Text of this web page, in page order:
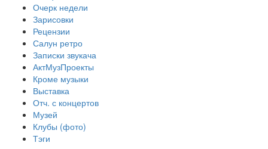
Очерк недели
Зарисовки
Рецензии
Салун ретро
Записки звукача
АктМузПроекты
Кроме музыки
Выставка
Отч. с концертов
Музей
Клубы (фото)
Тэги